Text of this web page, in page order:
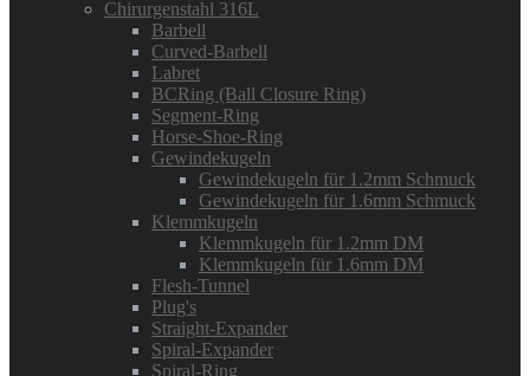
Chirurgenstahl 316L
Barbell
Curved-Barbell
Labret
BCRing (Ball Closure Ring)
Segment-Ring
Horse-Shoe-Ring
Gewindekugeln
Gewindekugeln für 1.2mm Schmuck
Gewindekugeln für 1.6mm Schmuck
Klemmkugeln
Klemmkugeln für 1.2mm DM
Klemmkugeln für 1.6mm DM
Flesh-Tunnel
Plug's
Straight-Expander
Spiral-Expander
Spiral-Ring